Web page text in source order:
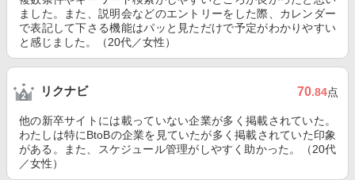
ました。また、説明会などのエントリーをした際、カレンダー
で表記して下さる機能はパッと見ただけで予定がわかりやすい
と感じました。（20代／女性）
リクナビ 70.84点
他の新卒サイトには載っていない企業が多く掲載されていた。
わたしは特にBtoBの企業を見ていたが多く掲載されていた印象
がある。また、スケジュール管理がしやすく助かった。（20代
／女性）